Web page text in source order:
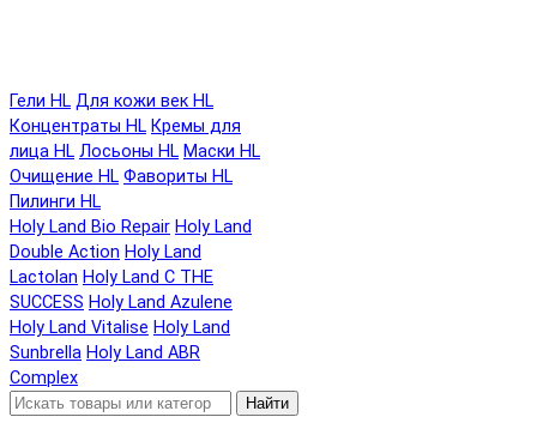
Гели HL Для кожи век HL
Концентраты HL Кремы для
лица HL Лосьоны HL Маски HL
Очищение HL Фавориты HL
Пилинги HL
Holy Land Bio Repair Holy Land
Double Action Holy Land
Lactolan Holy Land C THE
SUCCESS Holy Land Azulene
Holy Land Vitalise Holy Land
Sunbrella Holy Land ABR
Complex
Найти